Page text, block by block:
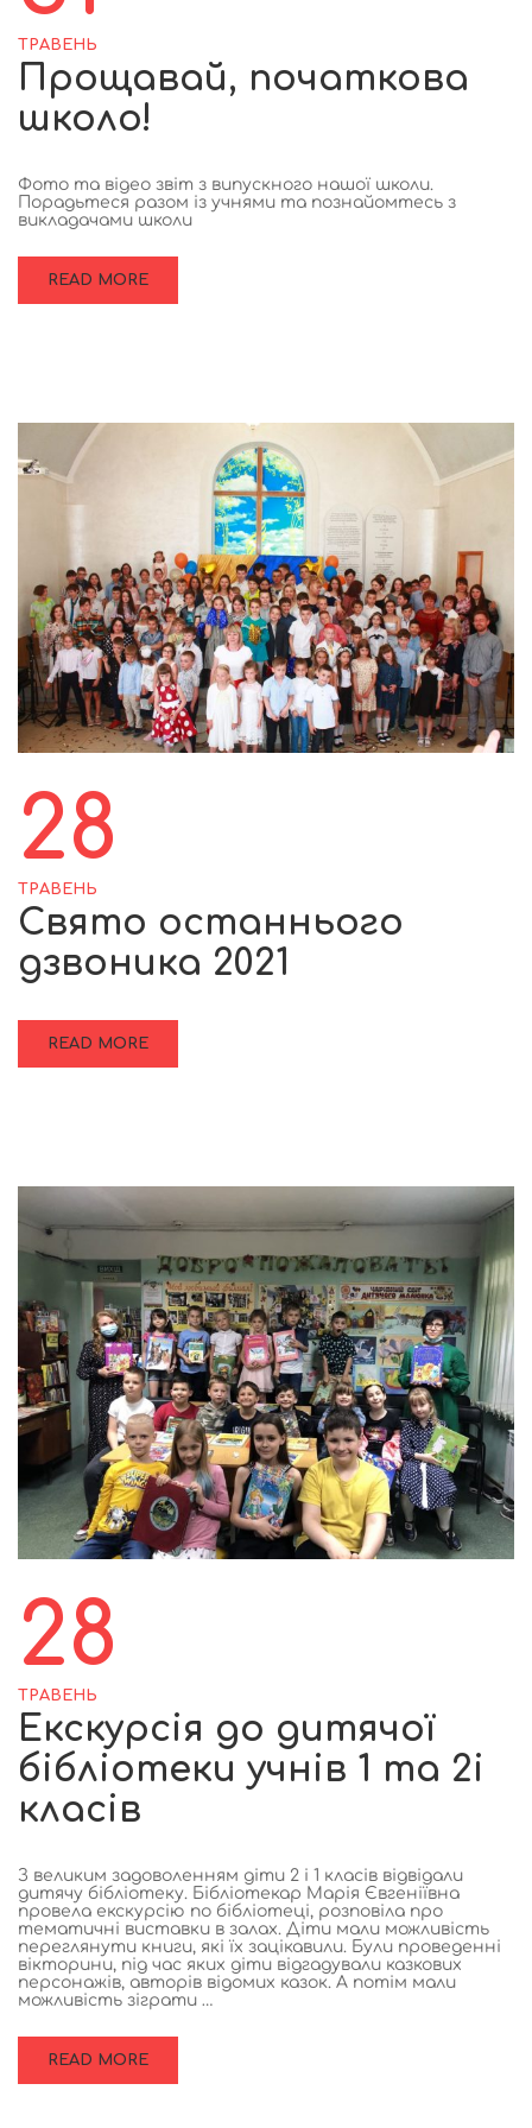
ТРАВЕНЬ
Прощавай, початкова
школо!
Фото та відео звіт з випускного нашої школи.
Порадьтеся разом із учнями та познайомтесь з
викладачами школи
READ MORE
28
ТРАВЕНЬ
Свято останнього
дзвоника 2021
READ MORE
28
ТРАВЕНЬ
Екскурсія до дитячої
бібліотеки учнів 1 та 2і
класів
З великим задоволенням діти 2 і 1 класів відвідали
дитячу бібліотеку. Бібліотекар Марія Євгеніївна
провела екскурсію по бібліотеці, розповіла про
тематичні виставки в залах. Діти мали можливість
переглянути книги, які їх зацікавили. Були проведенні
вікторини, під час яких діти відгадували казкових
персонажів, авторів відомих казок. А потім мали
можливість зіграти …
READ MORE